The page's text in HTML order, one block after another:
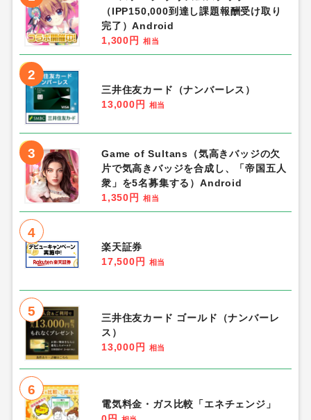
（IPP150,000到達し課題報酬受け取り
完了）Android
1,300円
相当
2
三井住友カード（ナンバーレス）
13,000円
相当
3
Game of Sultans（気高きバッジの欠
片で気高きバッジを合成し、「帝国五人
衆」を5名募集する）Android
1,350円
相当
4
楽天証券
17,500円
相当
5
三井住友カード ゴールド（ナンバーレ
ス）
13,000円
相当
6
電気料金・ガス比較「エネチェンジ」